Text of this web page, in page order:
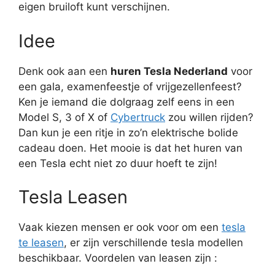
eigen bruiloft kunt verschijnen.
Idee
Denk ook aan een huren Tesla Nederland voor
een gala, examenfeestje of vrijgezellenfeest?
Ken je iemand die dolgraag zelf eens in een
Model S, 3 of X of Cybertruck zou willen rijden?
Dan kun je een ritje in zo’n elektrische bolide
cadeau doen. Het mooie is dat het huren van
een Tesla echt niet zo duur hoeft te zijn!
Tesla Leasen
Vaak kiezen mensen er ook voor om een tesla
te leasen, er zijn verschillende tesla modellen
beschikbaar. Voordelen van leasen zijn :